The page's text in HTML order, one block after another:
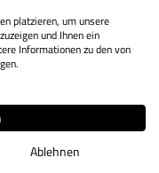
platzieren, um unsere
und Ihnen ein
Informationen zu den von
Ablehnen